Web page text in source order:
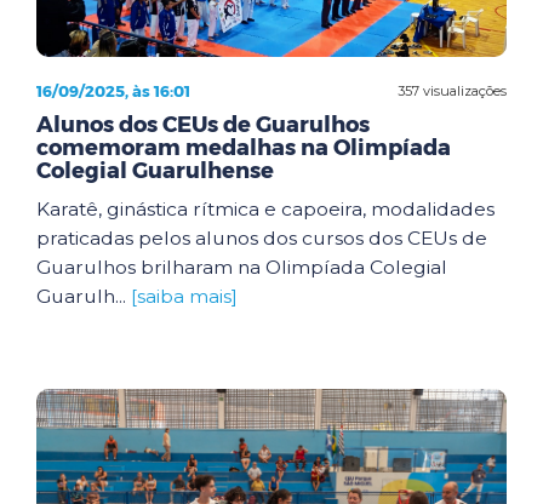
357 visualizações
16/09/2025, às 16:01
Alunos dos CEUs de Guarulhos
comemoram medalhas na Olimpíada
Colegial Guarulhense
Karatê, ginástica rítmica e capoeira, modalidades
praticadas pelos alunos dos cursos dos CEUs de
Guarulhos brilharam na Olimpíada Colegial
Guarulh... [saiba mais]